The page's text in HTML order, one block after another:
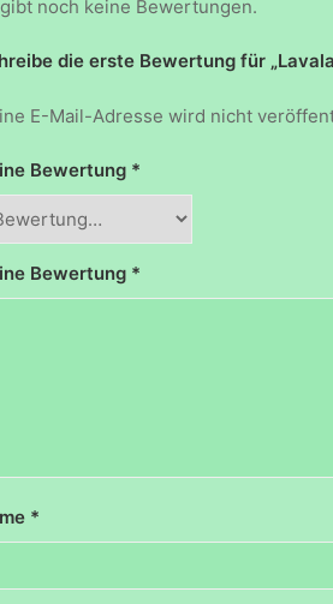
noch keine Bewertungen.
die erste Bewertung für
E-Mail-Adresse wird nicht
Bewertung *
Bewertung *
*